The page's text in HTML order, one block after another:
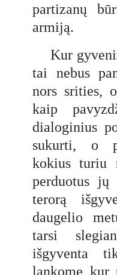
partizanų
armiją.
Kur
tai nebus
nors srities,
kaip
dialoginius
sukurti, o
kokius turiu
perduotus jų
terorą
daugelio
tarsi
išgyventa
lankome kur